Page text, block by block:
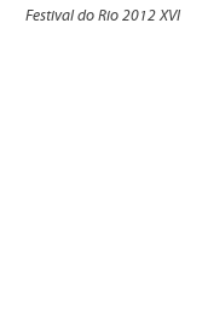
Festival do Rio 2012 XVI